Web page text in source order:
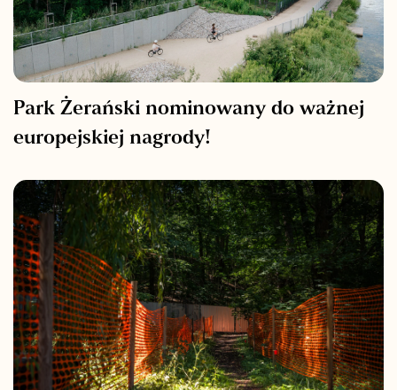
Park Żerański nominowany do ważnej
europejskiej nagrody!